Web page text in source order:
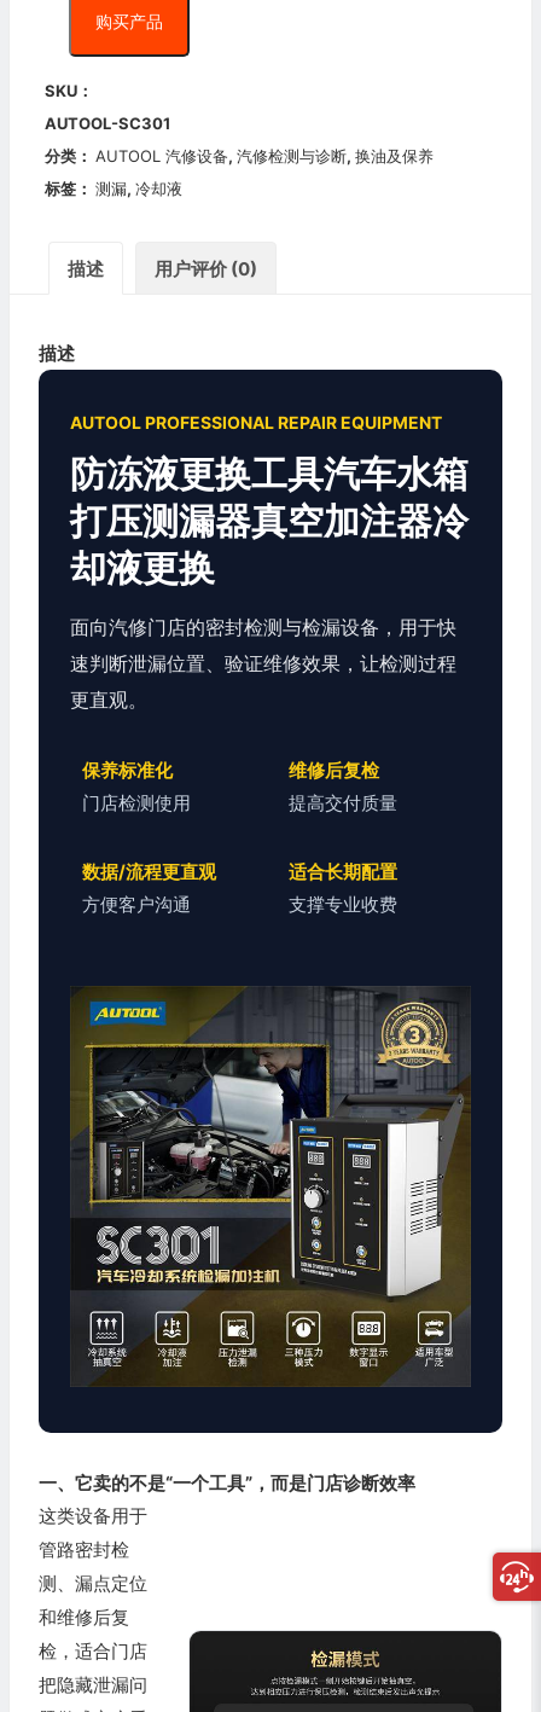
购买产品
SKU：
AUTOOL-SC301
分类： AUTOOL 汽修设备, 汽修检测与诊断, 换油及保养
标签： 测漏, 冷却液
描述 用户评价 (0)
描述
AUTOOL PROFESSIONAL REPAIR EQUIPMENT
防冻液更换工具汽车水箱
打压测漏器真空加注器冷
却液更换
面向汽修门店的密封检测与检漏设备，用于快
速判断泄漏位置、验证维修效果，让检测过程
更直观。
保养标准化
门店检测使用
维修后复检
提高交付质量
数据/流程更直观
方便客户沟通
适合长期配置
支撑专业收费
一、它卖的不是“一个工具”，而是门店诊断效率
这类设备用于
管路密封检
测、漏点定位
和维修后复
检，适合门店
把隐藏泄漏问